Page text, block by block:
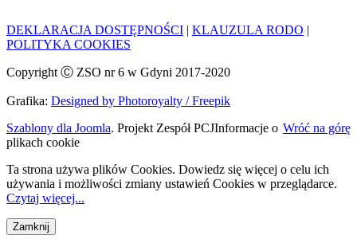
DEKLARACJA DOSTĘPNOŚCI | KLAUZULA RODO |
POLITYKA COOKIES
Copyright Ⓒ ZSO nr 6 w Gdyni 2017-2020
Grafika: Designed by Photoroyalty / Freepik
Szablony dla Joomla. Projekt Zespół PCJ Wróć na górę
Informacje o
plikach cookie
Ta strona używa plików Cookies. Dowiedz się więcej o celu ich
używania i możliwości zmiany ustawień Cookies w przeglądarce.
Czytaj więcej...